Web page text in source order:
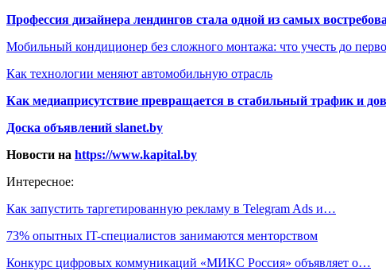
Профессия дизайнера лендингов стала одной из самых
Мобильный кондиционер без сложного монтажа: что учесть до
Как технологии меняют автомобильную отрасль
Как медиаприсутствие превращается в стабильный трафик и
Доска объявлений slanet.by
Новости на https://www.kapital.by
Интересное:
Как запустить таргетированную рекламу в Telegram Ads и…
73% опытных IT-специалистов занимаются менторством
Конкурс цифровых коммуникаций «МИКС Россия» объявляет о…